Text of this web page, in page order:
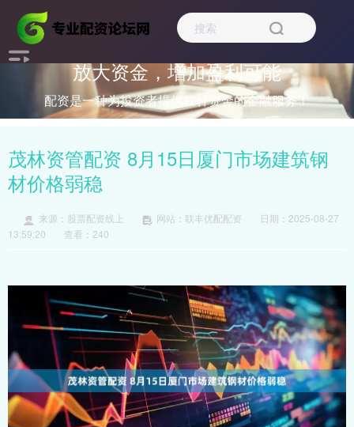
放大资金，增加盈利可能
配资是一种为投资者提供杠杆资金的金融服务！
茂林资管配资 8月15日厦门市场建筑钢
材价格弱稳
来源：股票配资线上 网站：联丰优配配资
日期：2025-08-27
13:59:20
查看：240